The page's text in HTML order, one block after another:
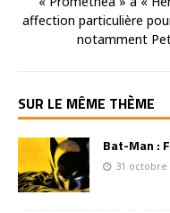
affection particulière
notamment
SUR LE MÊME THÈME
Bat-Man :
31 octobre